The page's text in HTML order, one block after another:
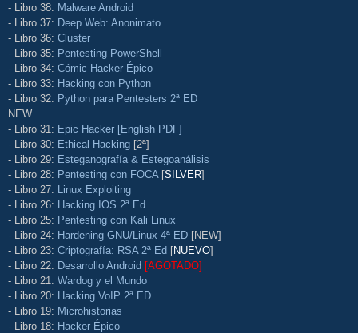
- Libro 38: Malware Android
- Libro 37: Deep Web: Anonimato
- Libro 36: Cluster
- Libro 35: Pentesting PowerShell
- Libro 34: Cómic Hacker Épico
- Libro 33: Hacking con Python
- Libro 32: Python para Pentesters 2ª ED
NEW
- Libro 31: Epic Hacker [English PDF]
- Libro 30: Ethical Hacking [2ª]
- Libro 29: Esteganografía & Estegoanálisis
- Libro 28: Pentesting con FOCA [SILVER]
- Libro 27: Linux Exploiting
- Libro 26: Hacking IOS 2ª Ed
- Libro 25: Pentesting con Kali Linux
- Libro 24: Hardening GNU/Linux 4ª ED [NEW]
- Libro 23: Criptografía: RSA 2ª Ed [NUEVO]
- Libro 22: Desarrollo Android [AGOTADO]
- Libro 21: Wardog y el Mundo
- Libro 20: Hacking VoIP 2ª ED
- Libro 19: Microhistorias
- Libro 18: Hacker Épico